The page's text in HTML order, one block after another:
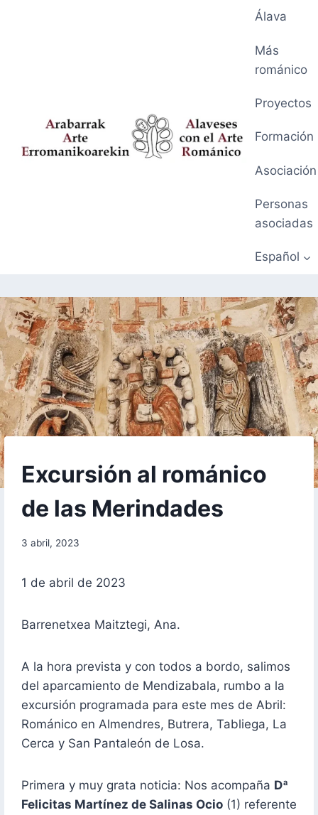
Álava
Más
románico
Proyectos
Formación
Asociación
Personas
asociadas
Español
EXCURSIONES
Excursión al románico
de las Merindades
Por
3 abril, 2023
1 de abril de 2023
Barrenetxea Maitztegi, Ana.
A la hora prevista y con todos a bordo, salimos
del aparcamiento de Mendizabala, rumbo a la
excursión programada para este mes de Abril:
Románico en Almendres, Butrera, Tabliega, La
Cerca y San Pantaleón de Losa.
Primera y muy grata noticia: Nos acompaña Dª
Felicitas Martínez de Salinas Ocio(1) referente